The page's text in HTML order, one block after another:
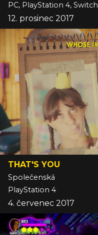
PC, PlayStation 4, Switch
12. prosinec 2017
THAT'S YOU
Společenská
PlayStation 4
4. červenec 2017